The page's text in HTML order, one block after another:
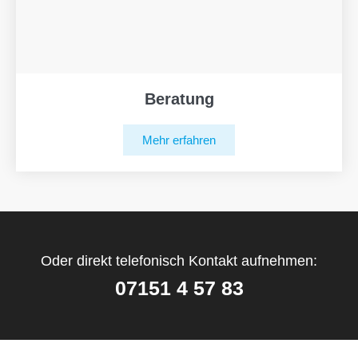
Beratung
Mehr erfahren
Oder direkt telefonisch Kontakt aufnehmen:
07151 4 57 83